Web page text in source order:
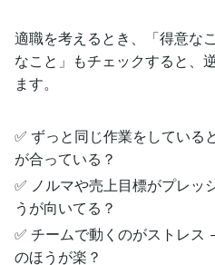
適職を考えるとき、「得意な
なこと」もチェックすると、
ます。
✅ ずっと同じ作業をしてい
が合っている？
✅ ノルマや売上目標がプレ
うが向いてる？
✅ チームで動くのがストレ
のほうが楽？